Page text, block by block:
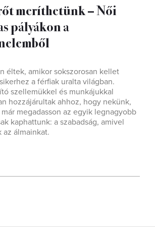
meríthetünk – Női
pályákon a
éltek, amikor sokszorosan kellet
a férfiak uralta világban.
szellemükkel és munkájukkal
hozzájárultak ahhoz, hogy nekünk,
megadasson az egyik legnagyobb
kaphattunk: a szabadság, amivel
az álmainkat.